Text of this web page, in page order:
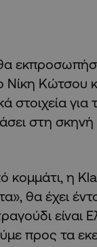
Κώτσου
στοιχεία για
στη
κομμάτι, η
θα έχει
προς τα